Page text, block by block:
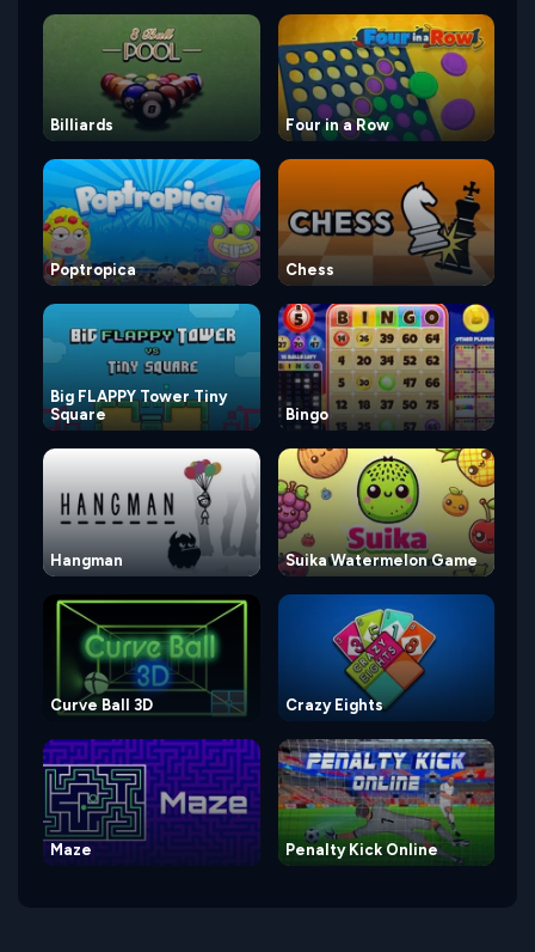
Billiards Four in a Row
Poptropica Chess
Big FLAPPY Tower Tiny
Square
Bingo
Hangman Suika Watermelon Game
Curve Ball 3D Crazy Eights
Maze Penalty Kick Online